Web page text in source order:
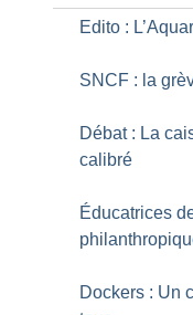
Edito :
SNCF : la
Débat : La
calibré
Éducatrices
Dockers : Un